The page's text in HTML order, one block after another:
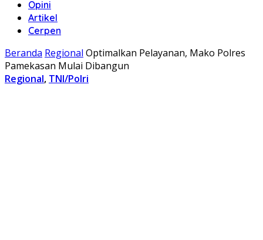
Opini
Artikel
Cerpen
Beranda Regional Optimalkan Pelayanan, Mako Polres
Pamekasan Mulai Dibangun
Regional, TNI/Polri